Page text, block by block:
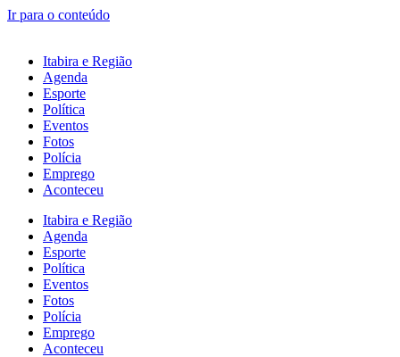
Ir para o conteúdo
Itabira e Região
Agenda
Esporte
Política
Eventos
Fotos
Polícia
Emprego
Aconteceu
Itabira e Região
Agenda
Esporte
Política
Eventos
Fotos
Polícia
Emprego
Aconteceu